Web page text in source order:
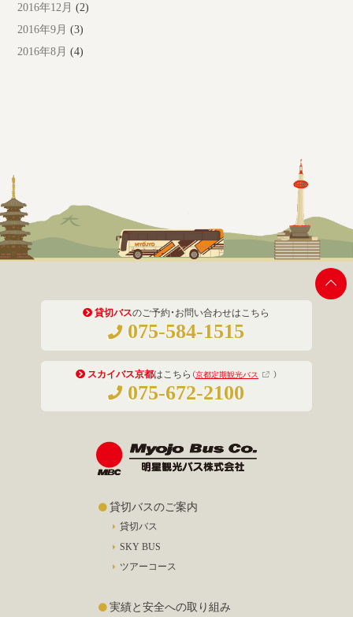
2016年12月 (2)
2016年9月 (3)
2016年8月 (4)
貸切バスのご予約・お問い合わせはこちら
075-584-1515
スカイバス京都はこちら （京都定期観光バス ）
075-672-2100
貸切バスのご案内
貸切バス
SKY BUS
ツアーコース
実績と安全への取り組み